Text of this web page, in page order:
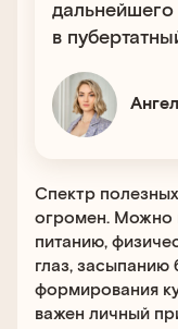
в
Спектр
огромен. Можно
питанию,
глаз, засыпанию
формирования
важен личный